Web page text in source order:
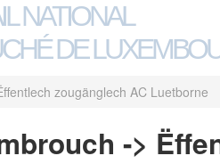
NATIONAL
DE
zougänglech AC Luetborne
->